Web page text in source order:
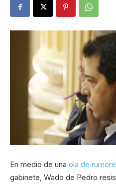
En medio de una ola de
gabinete, Wado de Pedro